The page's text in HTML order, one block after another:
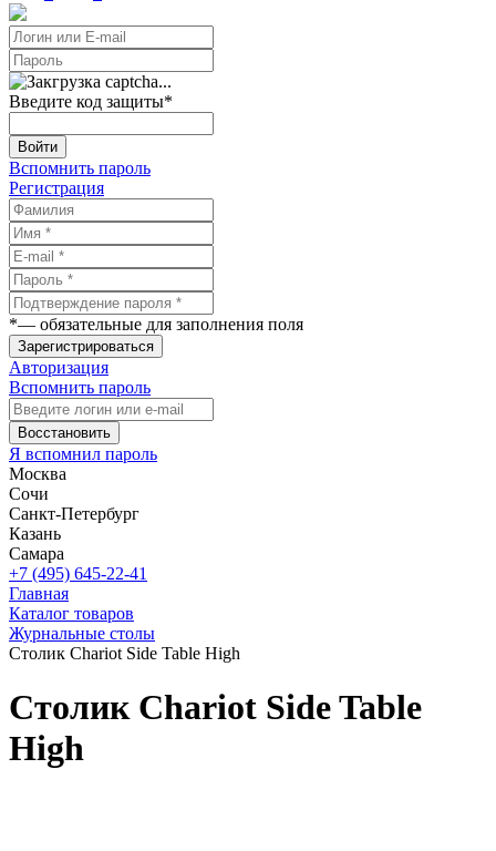
Введите код защиты*
Войти
Вспомнить пароль
Регистрация
*— обязательные для заполнения поля
Зарегистрироваться
Авторизация
Вспомнить пароль
Восстановить
Я вспомнил пароль
Москва
Сочи
Санкт-Петербург
Казань
Самара
+7 (495) 645-22-41
Главная
Каталог товаров
Журнальные столы
Столик Chariot Side Table High
Столик Chariot Side Table
High